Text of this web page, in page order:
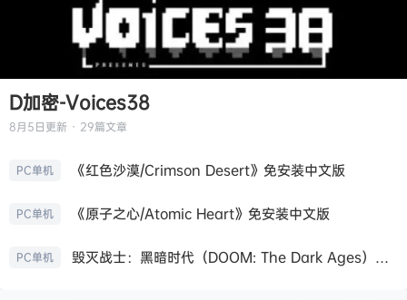
D加密-Voices38
8月5日更新 · 29篇文章
PC单机 《红色沙漠/Crimson Desert》免安装中文版
PC单机 《原子之心/Atomic Heart》免安装中文版
PC单机 毁灭战士：黑暗时代（DOOM: The Dark Ages）免安装中文版